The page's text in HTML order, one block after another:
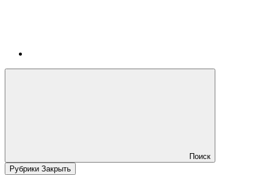
Поиск
Рубрики Закрыть